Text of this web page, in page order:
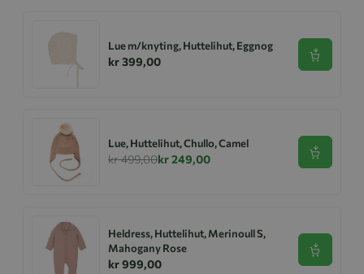
Lue m/knyting, Huttelihut, Eggnog
kr 399,00 Se
Lue, Huttelihut, Chullo, Camel
kr 499,00kr 249,00 Se
Heldress, Huttelihut, Merinoull S,
Mahogany Rose
kr 999,00
Se